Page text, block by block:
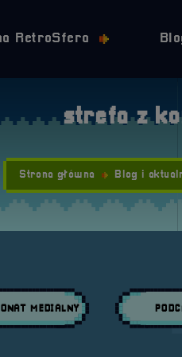
RetroSfera
strefa z
Strona główna Blog i
MEDIALNY